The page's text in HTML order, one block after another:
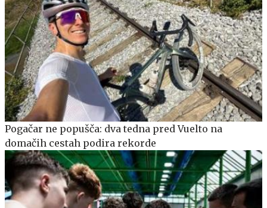
Pogačar ne popušča: dva tedna pred Vuelto na
domačih cestah podira rekorde